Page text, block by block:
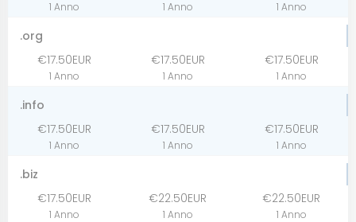
1 Anno 1 Anno 1 Anno
.org
€17.50EUR
1 Anno
€17.50EUR
1 Anno
€17.50EUR
1 Anno
.info
€17.50EUR
1 Anno
€17.50EUR
1 Anno
€17.50EUR
1 Anno
.biz
€17.50EUR
1 Anno
€22.50EUR
1 Anno
€22.50EUR
1 Anno